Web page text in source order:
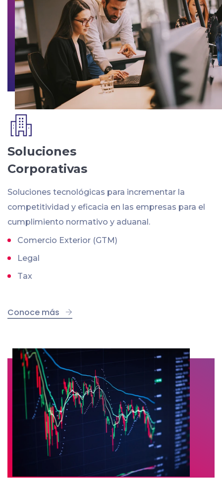
Soluciones
Corporativas
Soluciones tecnológicas para incrementar la
competitividad y eficacia en las empresas para el
cumplimiento normativo y aduanal.
Comercio Exterior (GTM)
Legal
Tax
Conoce más